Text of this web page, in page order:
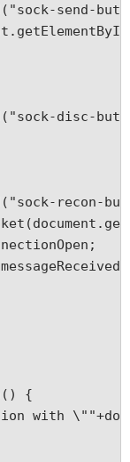
send-
disc-
recon-
{
with